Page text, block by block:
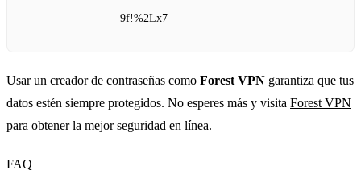
9f!%2Lx7
Usar un creador de contraseñas como Forest VPN garantiza que tus
datos estén siempre protegidos. No esperes más y visita Forest VPN
para obtener la mejor seguridad en línea.
FAQ